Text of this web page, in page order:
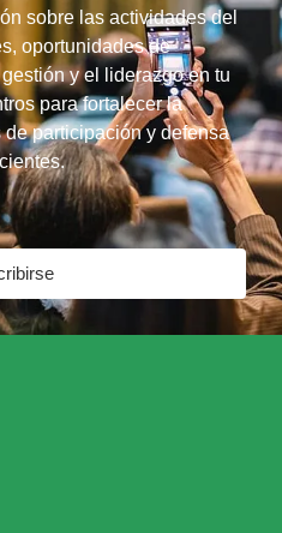
sobre las actividades del
oportunidades de
y el liderazgo en tu
para fortalecer la
participación y defensa